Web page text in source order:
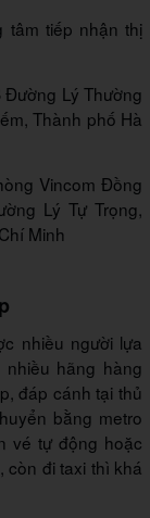
tâm tiếp nhận thị
Đường Lý Thường
Thành phố Hà
Vincom Đồng
Lý Tự Trọng,
Minh
nhiều người lựa
hãng hàng
đáp cánh tại thủ
bằng metro
vé tự động hoặc
còn đi taxi thì khá